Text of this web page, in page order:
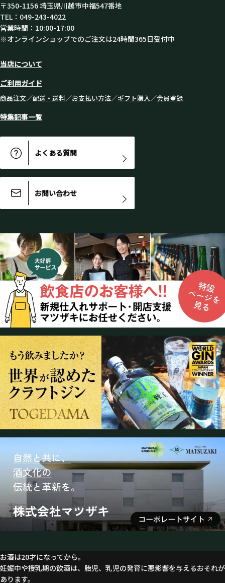
〒350-1156 埼玉県川越市中福547番地
TEL：049-243-4022
営業時間：10:00-17:00
※オンラインショップでのご注文は24時間365日受付中
当店について
ご利用ガイド
商品注文／配送・送料／お支払い方法／ギフト購入／会員登録
特集記事一覧
よくある質問
お問い合わせ
お酒は20才になってから。
妊娠中や授乳期の飲酒は、胎児、乳児の発育に悪影響を与えるおそれが
あります。